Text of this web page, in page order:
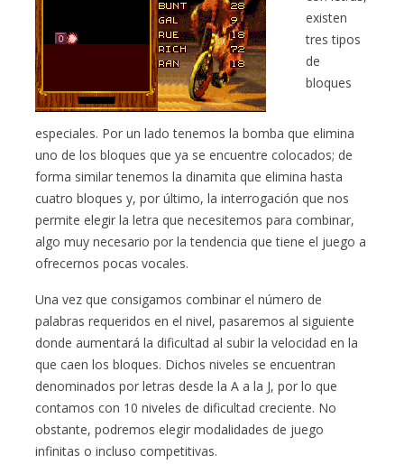
existen
tres tipos
de
bloques
especiales. Por un lado tenemos la bomba que elimina
uno de los bloques que ya se encuentre colocados; de
forma similar tenemos la dinamita que elimina hasta
cuatro bloques y, por último, la interrogación que nos
permite elegir la letra que necesitemos para combinar,
algo muy necesario por la tendencia que tiene el juego a
ofrecernos pocas vocales.
Una vez que consigamos combinar el número de
palabras requeridos en el nivel, pasaremos al siguiente
donde aumentará la dificultad al subir la velocidad en la
que caen los bloques. Dichos niveles se encuentran
denominados por letras desde la A a la J, por lo que
contamos con 10 niveles de dificultad creciente. No
obstante, podremos elegir modalidades de juego
infinitas o incluso competitivas.